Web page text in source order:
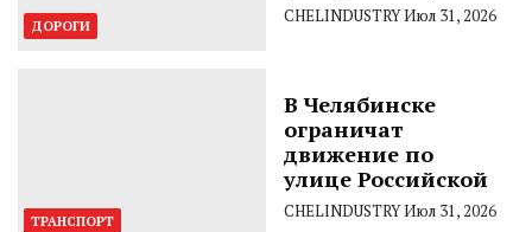
ДОРОГИ CHELINDUSTRYИюл 31, 2026
ТРАНСПОРТ
В Челябинске
ограничат
движение по
улице Российской
CHELINDUSTRYИюл 31, 2026